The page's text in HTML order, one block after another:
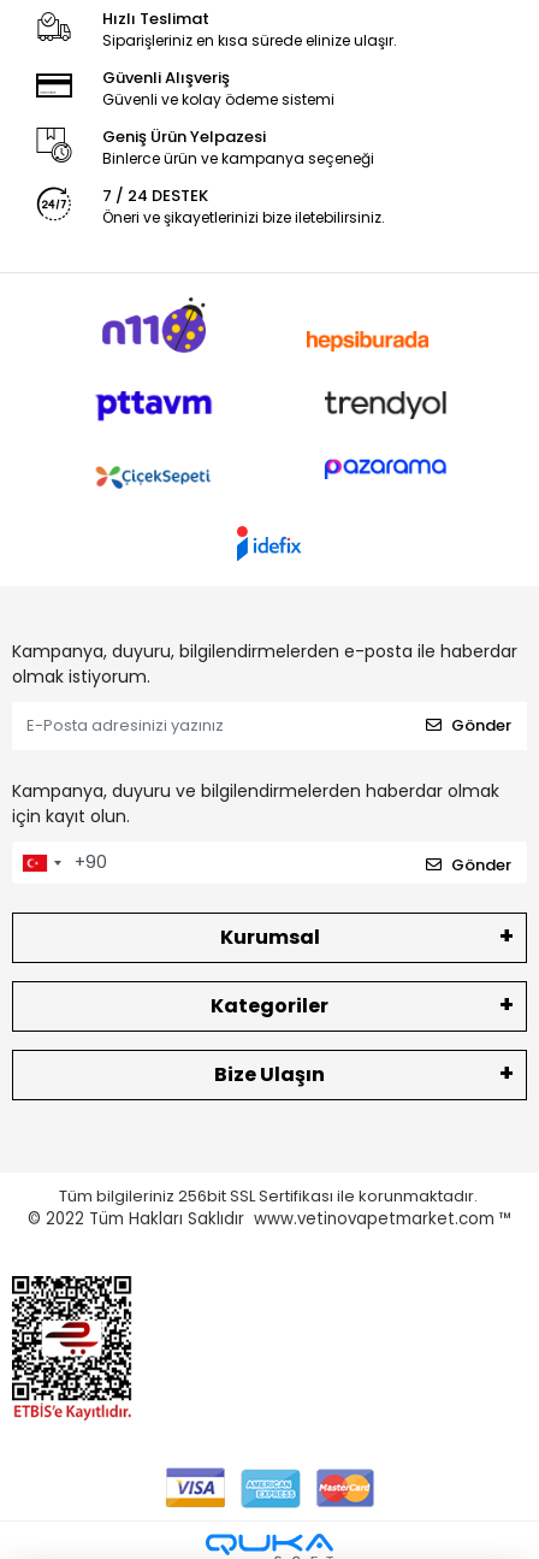
Hızlı Teslimat
Siparişleriniz en kısa sürede elinize ulaşır.
Güvenli Alışveriş
Güvenli ve kolay ödeme sistemi
Geniş Ürün Yelpazesi
Binlerce ürün ve kampanya seçeneği
7 / 24 DESTEK
Öneri ve şikayetlerinizi bize iletebilirsiniz.
Kampanya, duyuru, bilgilendirmelerden e-posta ile haberdar
olmak istiyorum.
Gönder
Kampanya, duyuru ve bilgilendirmelerden haberdar olmak
için kayıt olun.
Gönder
Kurumsal
Kategoriler
Bize Ulaşın
Tüm bilgileriniz 256bit SSL Sertifikası ile korunmaktadır.
© 2022 Tüm Hakları Saklıdır www.vetinovapetmarket.com ™